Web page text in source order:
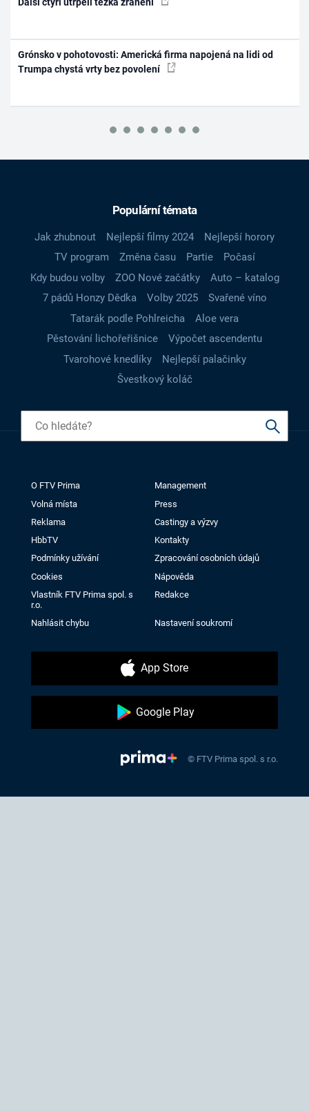
Grónsko v pohotovosti: Americká firma napojená na lidi od
Trumpa chystá vrty bez povolení
Populární témata
Jak zhubnout Nejlepší filmy 2024
Nejlepší horory
TV program
Změna času Partie
Počasí
Kdy budou volby
ZOO Nové začátky
Auto – katalog
7 pádů Honzy Dědka
Volby 2025
Svařené víno
Tatarák podle Pohlreicha
Aloe vera
Pěstování lichořeřišnice
Výpočet ascendentu
Tvarohové knedlíky
Nejlepší palačinky
Švestkový koláč
O FTV Prima
Management
Volná místa
Press
Reklama
Castingy a výzvy
HbbTV
Kontakty
Podmínky užívání
Zpracování osobních údajů
Cookies
Nápověda
Vlastník FTV Prima spol. s
r.o.
Redakce
Nahlásit chybu Nastavení soukromí
App Store
Google Play
© FTV Prima spol. s r.o.